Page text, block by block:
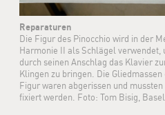
Reparaturen
Die Figur des Pinocchio wird in der
Harmonie II als Schlägel verwendet,
durch seinen Anschlag das Klavier
Klingen zu bringen. Die Gliedmassen
Figur waren abgerissen und mussten
fixiert werden. Foto: Tom Bisig, Basel